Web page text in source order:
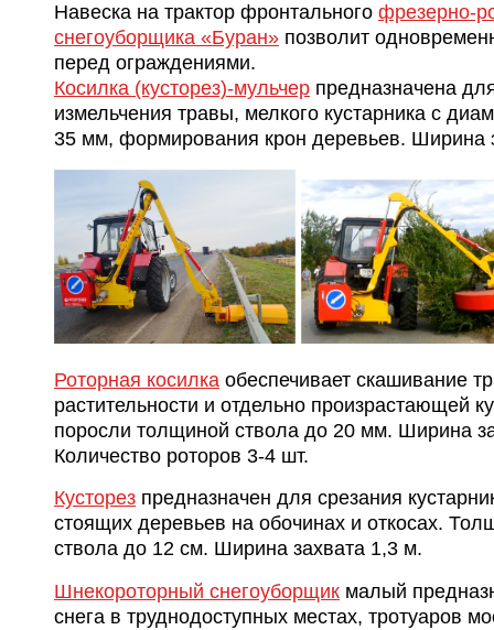
Навеска на трактор фронтального фрезерно-
снегоуборщика «Буран» позволит
перед ограждениями.
Косилка (кусторез)-мульчер предназначена
измельчения травы, мелкого кустарника с
35 мм, формирования крон деревьев. Ширина
Роторная косилка обеспечивает скашивание
растительности и отдельно произрастающей
поросли толщиной ствола до 20 мм. Ширина
Количество роторов 3-4 шт.
Кусторез предназначен для срезания
стоящих деревьев на обочинах и откосах.
ствола до 12 см. Ширина захвата 1,3 м.
Шнекороторный снегоуборщик малый
снега в труднодоступных местах, тротуаров